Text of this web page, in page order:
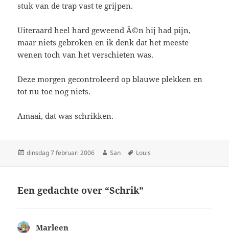
stuk van de trap vast te grijpen.
Uiteraard heel hard geweend Ã©n hij had pijn,
maar niets gebroken en ik denk dat het meeste
wenen toch van het verschieten was.
Deze morgen gecontroleerd op blauwe plekken en
tot nu toe nog niets.
Amaai, dat was schrikken.
Geplaatst
dinsdag 7 februari 2006 Auteur
San Tags
Louis
Een gedachte over “Schrik”
Marleen